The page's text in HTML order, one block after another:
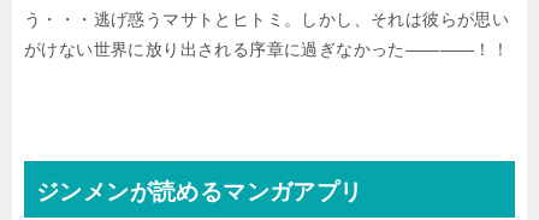
う・・・逃げ惑うマサトとヒトミ。しかし、それは彼らが思い
がけない世界に放り出される序章に過ぎなかった――――！！
ジンメンが読めるマンガアプリ